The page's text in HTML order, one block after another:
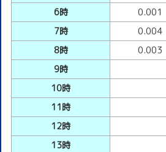
6時
0.001
7時
0.004
8時
0.003
9時
10時
11時
12時
13時